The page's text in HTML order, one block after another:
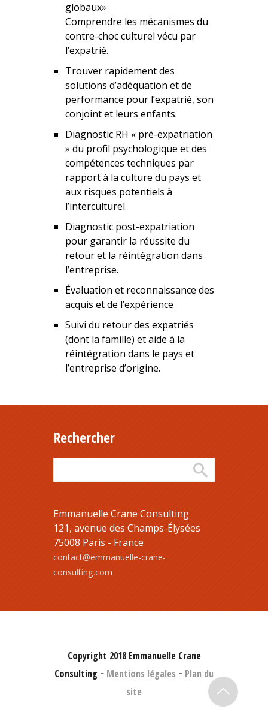
globaux»
Comprendre les mécanismes du
contre-choc culturel vécu par
l’expatrié.
Trouver rapidement des
solutions d’adéquation et de
performance pour l’expatrié, son
conjoint et leurs enfants.
Diagnostic RH « pré-expatriation
» du profil psychologique et des
compétences techniques par
rapport à la culture du pays et
aux risques potentiels à
l’interculturel.
Diagnostic post-expatriation
pour garantir la réussite du
retour et la réintégration dans
l’entreprise.
Évaluation et reconnaissance des
acquis et de l’expérience
Suivi du retour des expatriés
(dont la famille) et aide à la
réintégration dans le pays et
l’entreprise d’origine.
Rechercher
Emmanuelle Crane Consulting
121, avenue des Champs-Élysées
75008 Paris - France
contact@emmanuelle-crane-
consulting.com
Copyright 2018 Emmanuelle Crane
Consulting − Mentions légales − Plan du
site